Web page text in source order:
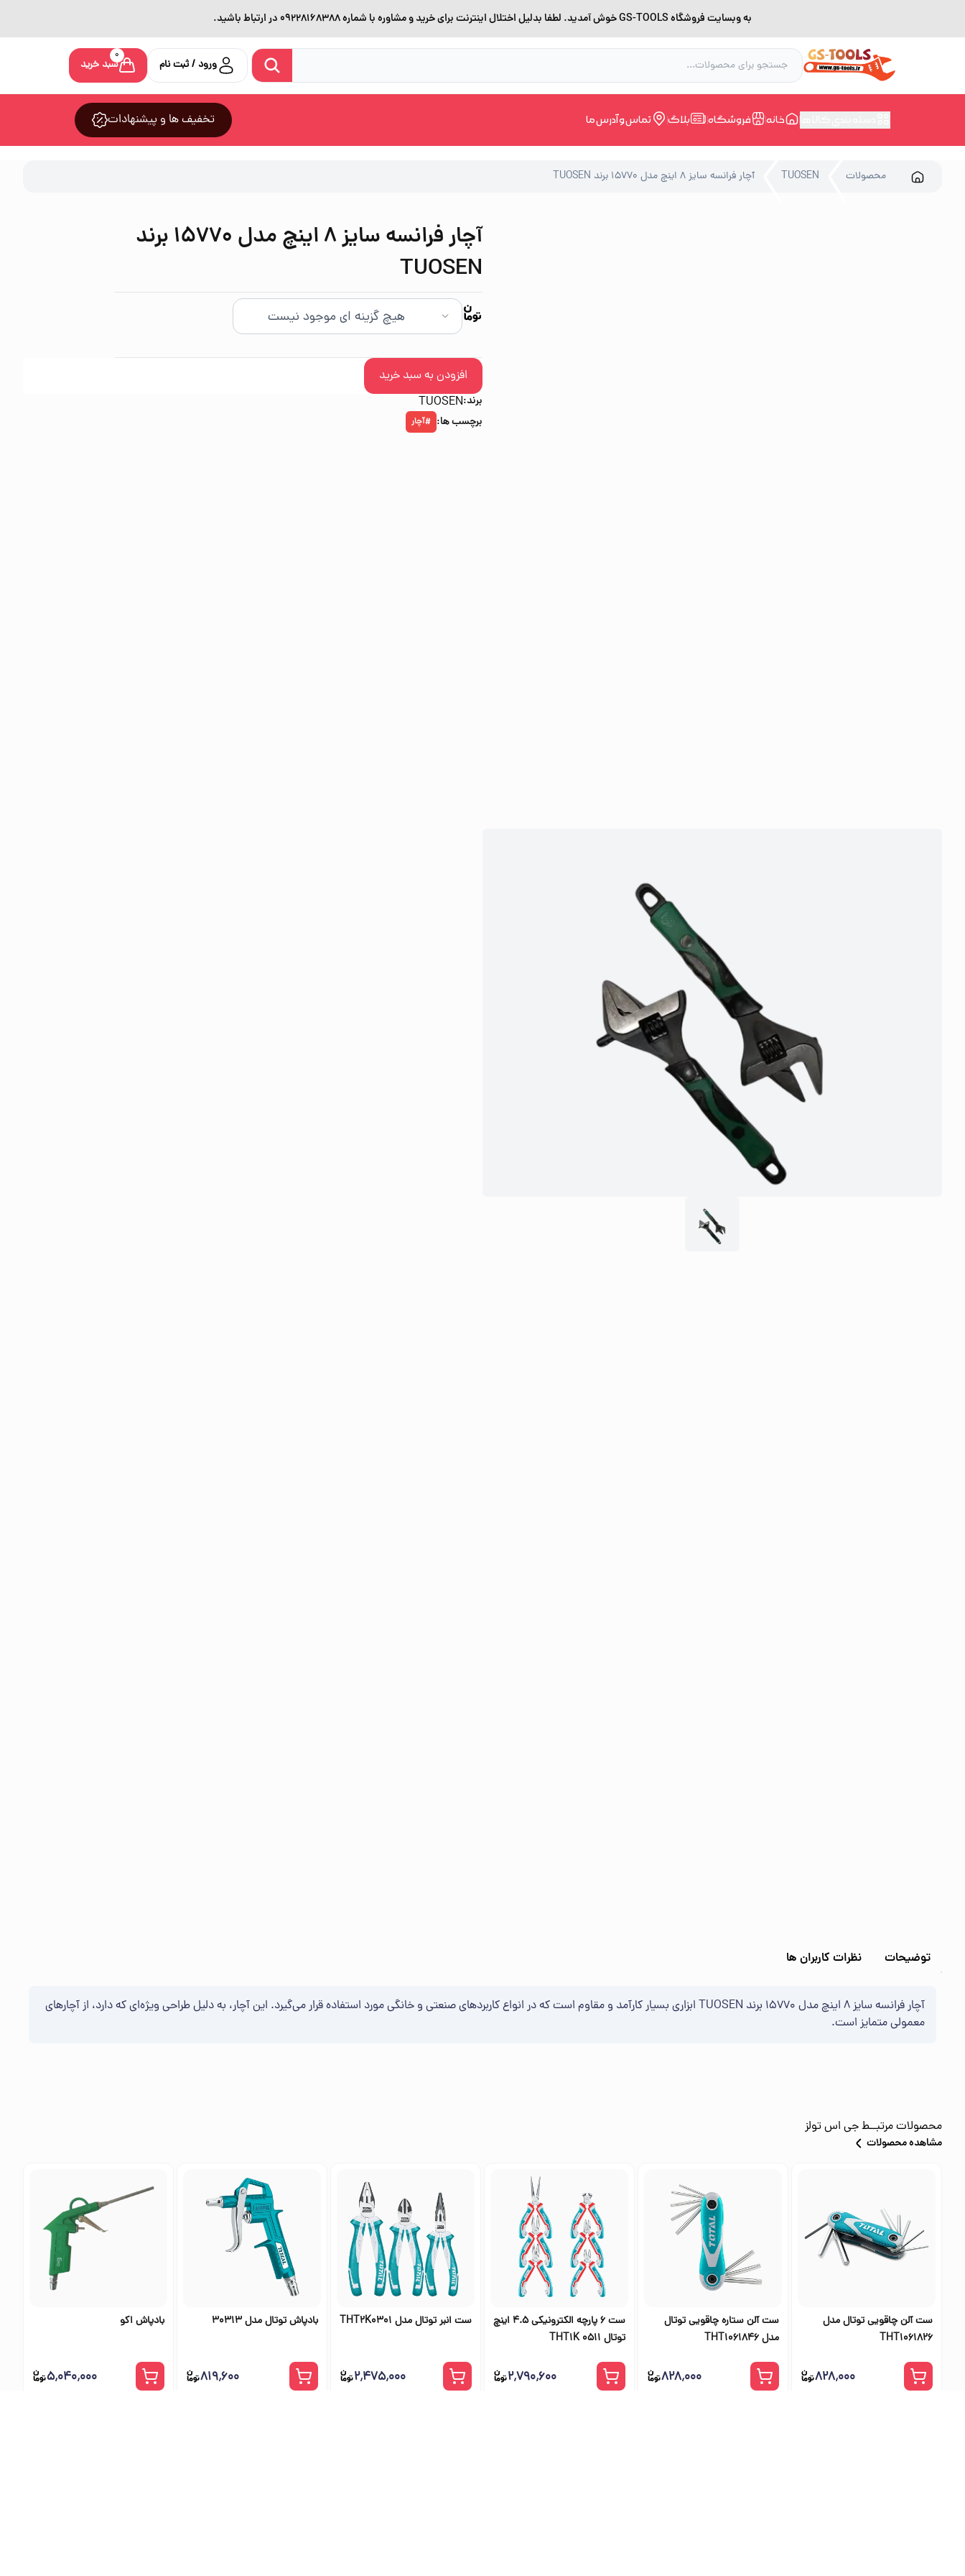
به وبسایت فروشگاه GS-TOOLS خوش آمدید. لطفا بدلیل اختلال اینترنت برای خرید و مشاوره با شماره 09228168388 در ارتباط باشید.
ورود / ثبت نام
0
سبد خرید
خانه فروشگاه بلاگ تماس و آدرس ما تخفیف ها و پیشنهادات
محصولات TUOSEN آچار فرانسه سایز 8 اینچ مدل 15770 برند TUOSEN
آچار فرانسه سایز 8 اینچ مدل 15770 برند
TUOSEN
افزودن به سبد خرید
برند:TUOSEN
برچسب ها: #آچار
توضیحات نظرات کاربران ها
آچار فرانسه سایز 8 اینچ مدل 15770 برند TUOSEN ابزاری بسیار کارآمد و مقاوم است که در انواع کاربردهای صنعتی و خانگی مورد استفاده قرار می‌گیرد. این آچار، به دلیل طراحی ویژه‌ای که دارد، از آچارهای
معمولی متمایز است.
محصولات مرتبــطجی اس تولز
مشاهده محصولات
ست آلن چاقویی توتال مدل
THT1061826
۸۲۸٬۰۰۰
ست آلن ستاره چاقویی توتال
مدل THT1061846
۸۲۸٬۰۰۰
ست 6 پارچه الکترونیکی 4.5 اینچ
توتال THT1K 0511
۲٬۷۹۰٬۶۰۰
ست انبر توتال مدل THT2K0301
۲٬۴۷۵٬۰۰۰
بادپاش توتال مدل 30313
۸۱۹٬۶۰۰
بادپاش اکو
۵٬۰۴۰٬۰۰۰